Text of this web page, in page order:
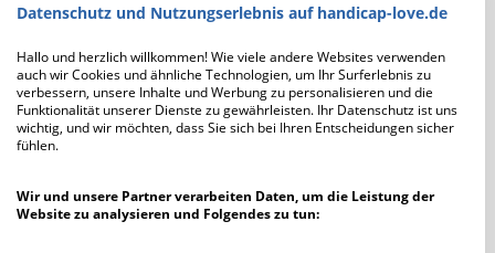
Datenschutz und Nutzungserlebnis auf handicap-love.de
Hallo und herzlich willkommen! Wie viele andere Websites verwenden
auch wir Cookies und ähnliche Technologien, um Ihr Surferlebnis zu
verbessern, unsere Inhalte und Werbung zu personalisieren und die
Funktionalität unserer Dienste zu gewährleisten. Ihr Datenschutz ist uns
wichtig, und wir möchten, dass Sie sich bei Ihren Entscheidungen sicher
fühlen.
Wir und unsere Partner verarbeiten Daten, um die Leistung der
Website zu analysieren und Folgendes zu tun:
Um mit Maria57 in Kontakt zu treten und die
Profilfotos scharf zu sehen, musst du dich zuerst
registrieren. Die Anmeldung geht schnell und ist
unverbindlich und kostenlos.